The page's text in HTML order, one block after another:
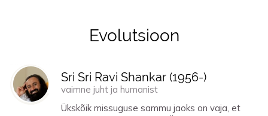
Tsitaadid teemalevolutsioon
Evolutsioon
Sri Sri Ravi Shankar (1956-)
vaimne juht ja humanist
Ükskõik missuguse sammu jaoks on vaja, et